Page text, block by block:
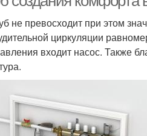
не превосходит при этом
циркуляции
входит насос. Также